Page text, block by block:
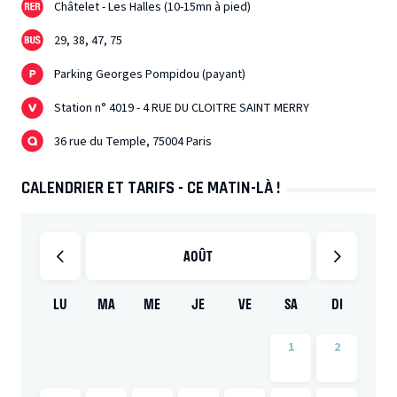
Châtelet - Les Halles (10-15mn à pied)
29, 38, 47, 75
Parking Georges Pompidou (payant)
Station n° 4019 - 4 RUE DU CLOITRE SAINT MERRY
36 rue du Temple, 75004 Paris
CALENDRIER ET TARIFS - CE MATIN-LÀ !
AOÛT
LU MA ME JE VE SA DI
1 2